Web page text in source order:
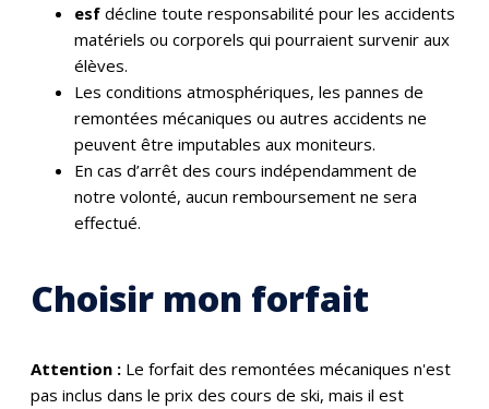
esf décline toute responsabilité pour les accidents
matériels ou corporels qui pourraient survenir aux
élèves.
Les conditions atmosphériques, les pannes de
remontées mécaniques ou autres accidents ne
peuvent être imputables aux moniteurs.
En cas d’arrêt des cours indépendamment de
notre volonté, aucun remboursement ne sera
effectué.
Choisir mon forfait
Attention : Le forfait des remontées mécaniques n'est
pas inclus dans le prix des cours de ski, mais il est